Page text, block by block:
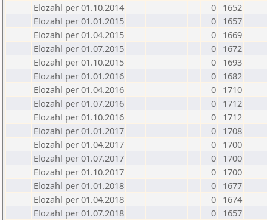
Elozahl per 01.10.2014
0
1652
Elozahl per 01.01.2015
0
1657
Elozahl per 01.04.2015
0
1669
Elozahl per 01.07.2015
0
1672
Elozahl per 01.10.2015
0
1693
Elozahl per 01.01.2016
0
1682
Elozahl per 01.04.2016
0
1710
Elozahl per 01.07.2016
0
1712
Elozahl per 01.10.2016
0
1712
Elozahl per 01.01.2017
0
1708
Elozahl per 01.04.2017
0
1700
Elozahl per 01.07.2017
0
1700
Elozahl per 01.10.2017
0
1700
Elozahl per 01.01.2018
0
1677
Elozahl per 01.04.2018
0
1674
Elozahl per 01.07.2018
0
1657